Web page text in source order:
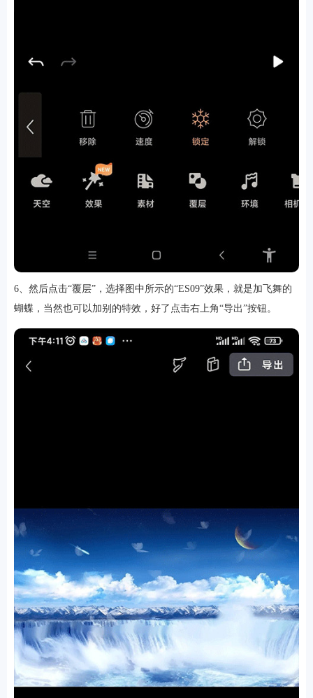
6、然后点击“覆层”，选择图中所示的“ES09”效果，就是加飞舞的
蝴蝶，当然也可以加别的特效，好了点击右上角“导出”按钮。